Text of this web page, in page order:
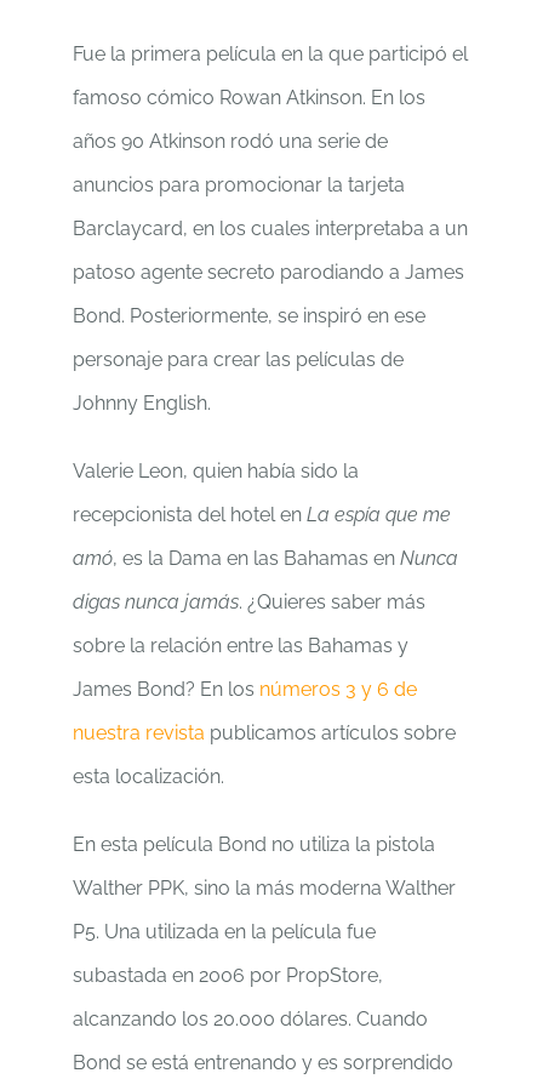
Fue la primera película en la que participó el
famoso cómico Rowan Atkinson. En los
años 90 Atkinson rodó una serie de
anuncios para promocionar la tarjeta
Barclaycard, en los cuales interpretaba a un
patoso agente secreto parodiando a James
Bond. Posteriormente, se inspiró en ese
personaje para crear las películas de
Johnny English.
Valerie Leon, quien había sido la
recepcionista del hotel en La espía que me
amó, es la Dama en las Bahamas en Nunca
digas nunca jamás. ¿Quieres saber más
sobre la relación entre las Bahamas y
James Bond? En los números 3 y 6 de
nuestra revista publicamos artículos sobre
esta localización.
En esta película Bond no utiliza la pistola
Walther PPK, sino la más moderna Walther
P5. Una utilizada en la película fue
subastada en 2006 por PropStore,
alcanzando los 20.000 dólares. Cuando
Bond se está entrenando y es sorprendido